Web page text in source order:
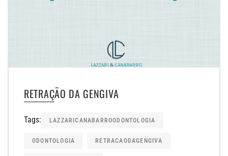
RETRAÇÃO DA GENGIVA
Tags: LAZZARICANABARROODONTOLOGIA
ODONTOLOGIA RETRACAODAGENGIVA